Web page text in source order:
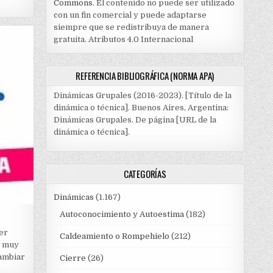
muy
Commons. El contenido no puede ser utilizado
con un fin comercial y puede adaptarse
siempre que se redistribuya de manera
gratuita. Atributos 4.0 Internacional
REFERENCIA BIBLIOGRÁFICA (NORMA APA)
Dinámicas Grupales (2016-2023). [Título de la
dinámica o técnica]. Buenos Aires, Argentina:
Dinámicas Grupales. De página [URL de la
dinámica o técnica].
CATEGORÍAS
Dinámicas (1.167)
Autoconocimiento y Autoestima(182)
Caldeamiento o Rompehielo (212)
Cierre (26)